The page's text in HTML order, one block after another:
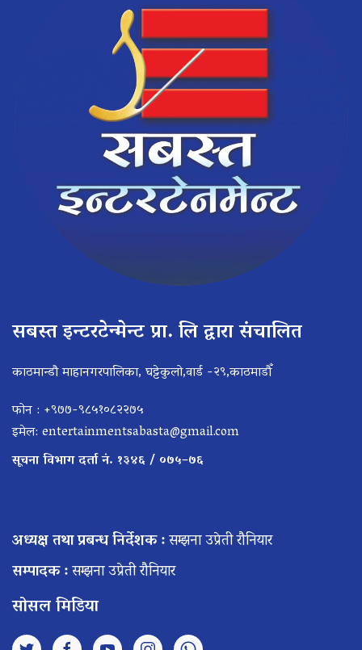
सबस्त इन्टरटेन्मेन्ट प्रा. लि द्वारा संचालित
काठमान्डौ माहानगरपालिका, घट्टेकुलो,वार्ड -२९,काठमाडौँ
फोन : +९७७-९८५१०८२२७५
इमेल: entertainmentsabasta@gmail.com
सूचना विभाग दर्ता नं. १३४६ / ०७५–७६
अध्यक्ष तथा प्रबन्ध निर्देशक :सम्झना उप्रेती रौनियार
सम्पादक :सम्झना उप्रेती रौनियार
सोसल मिडिया